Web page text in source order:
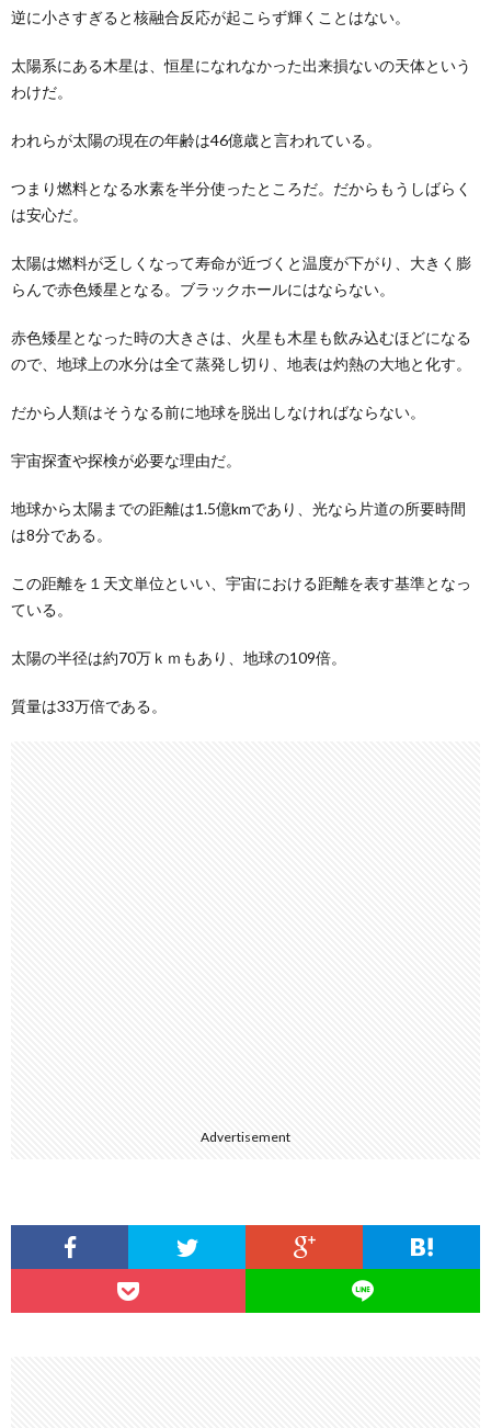
逆に小さすぎると核融合反応が起こらず輝くことはない。
太陽系にある木星は、恒星になれなかった出来損ないの天体という
わけだ。
われらが太陽の現在の年齢は46億歳と言われている。
つまり燃料となる水素を半分使ったところだ。だからもうしばらく
は安心だ。
太陽は燃料が乏しくなって寿命が近づくと温度が下がり、大きく膨
らんで赤色矮星となる。ブラックホールにはならない。
赤色矮星となった時の大きさは、火星も木星も飲み込むほどになる
ので、地球上の水分は全て蒸発し切り、地表は灼熱の大地と化す。
だから人類はそうなる前に地球を脱出しなければならない。
宇宙探査や探検が必要な理由だ。
地球から太陽までの距離は1.5億kmであり、光なら片道の所要時間
は8分である。
この距離を１天文単位といい、宇宙における距離を表す基準となっ
ている。
太陽の半径は約70万ｋｍもあり、地球の109倍。
質量は33万倍である。
Advertisement